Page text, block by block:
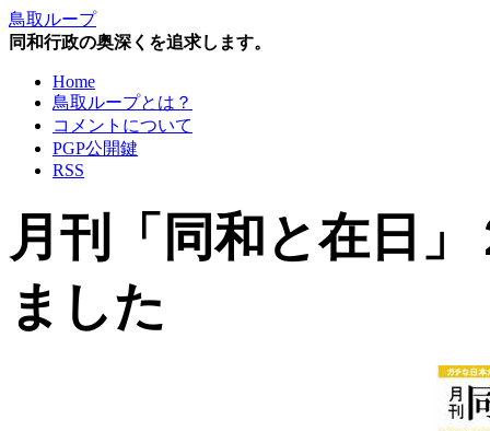
鳥取ループ
同和行政の奥深くを追求します。
Home
鳥取ループとは？
コメントについて
PGP公開鍵
RSS
月刊「同和と在日
ました